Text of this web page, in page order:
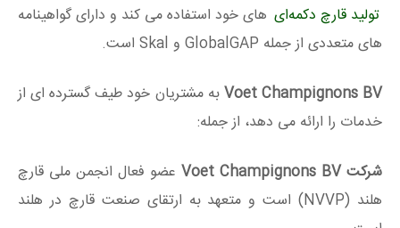
تولید قارچ دکمه‌ای های خود استفاده می کند و دارای گواهینامه
های متعددی از جمله GlobalGAP و Skal است.
Voet Champignons BVبه مشتریان خود طیف گسترده ای از
خدمات را ارائه می دهد، از جمله:
شرکت Voet Champignons BV
عضو فعال انجمن ملی قارچ
هلند (NVVP) است و متعهد به ارتقای صنعت قارچ در هلند